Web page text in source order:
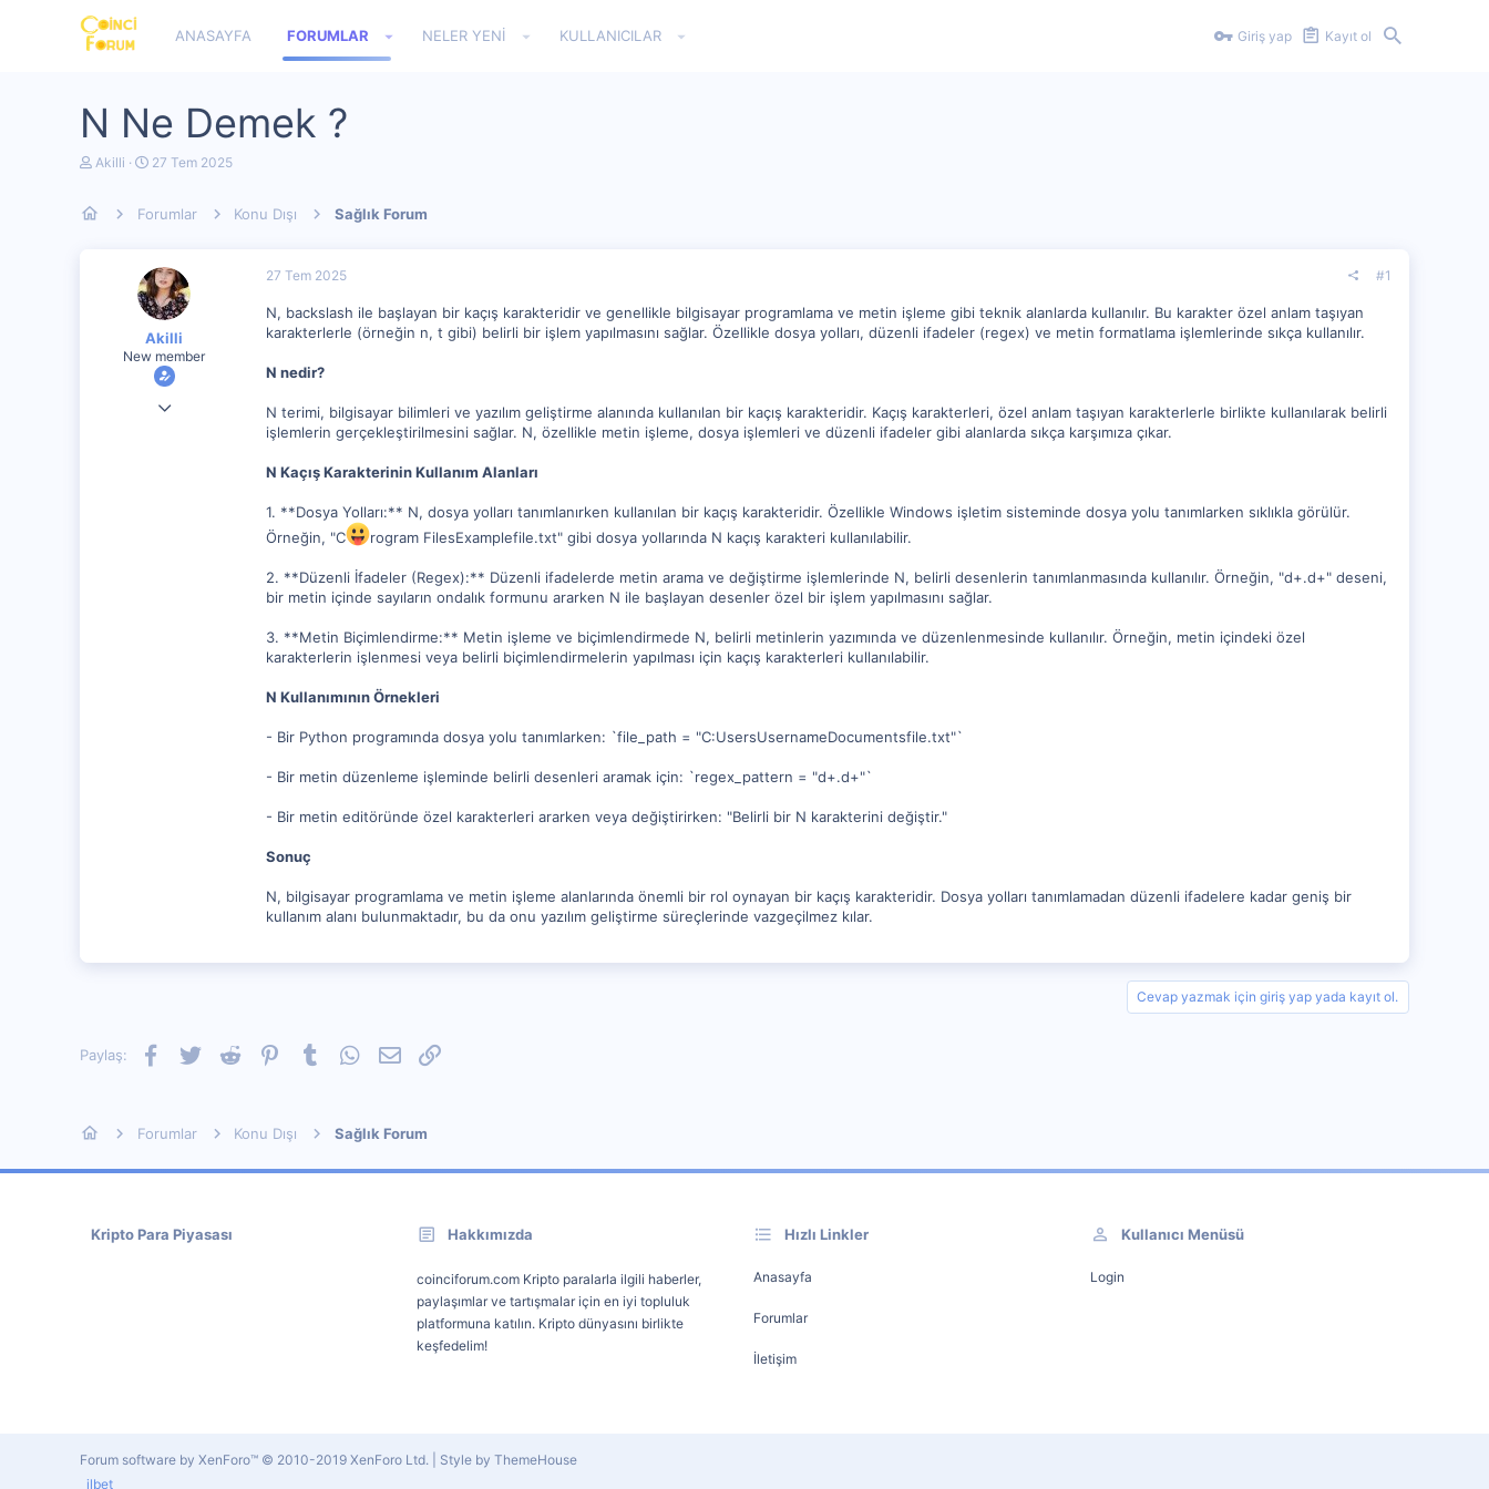
ANASAYFA FORUMLAR NELER YENI KULLANICILAR Giriş yap Kayıt ol
N Ne Demek ?
K
u
Akilli
B
l
g
ı
ç
t
a
r
27 Tem 2025
Forumlar Konu Dışı Sağlık Forum
Akilli
New member
13 Mar 2024
27 Tem 2025 #1
N, backslash ile başlayan bir kaçış karakteridir ve genellikle bilgisayar programlama ve metin işleme gibi teknik alanlarda kullanılır. Bu karakter özel anlam taşıyan
karakterlerle (örneğin n, t gibi) belirli bir işlem yapılmasını sağlar. Özellikle dosya yolları, düzenli ifadeler (regex) ve metin formatlama işlemlerinde sıkça kullanılır.
N nedir?
N terimi, bilgisayar bilimleri ve yazılım geliştirme alanında kullanılan bir kaçış karakteridir. Kaçış karakterleri, özel anlam taşıyan karakterlerle birlikte kullanılarak belirli
işlemlerin gerçekleştirilmesini sağlar. N, özellikle metin işleme, dosya işlemleri ve düzenli ifadeler gibi alanlarda sıkça karşımıza çıkar.
N Kaçış Karakterinin Kullanım Alanları
1. **Dosya Yolları:** N, dosya yolları tanımlanırken kullanılan bir kaçış karakteridir. Özellikle Windows işletim sisteminde dosya yolu tanımlarken sıklıkla görülür.
Örneğin, "C
rogram FilesExamplefile.txt" gibi dosya yollarında N kaçış karakteri kullanılabilir.
2. **Düzenli İfadeler (Regex):** Düzenli ifadelerde metin arama ve değiştirme işlemlerinde N, belirli desenlerin tanımlanmasında kullanılır. Örneğin, "d+.d+" deseni,
bir metin içinde sayıların ondalık formunu ararken N ile başlayan desenler özel bir işlem yapılmasını sağlar.
3. **Metin Biçimlendirme:** Metin işleme ve biçimlendirmede N, belirli metinlerin yazımında ve düzenlenmesinde kullanılır. Örneğin, metin içindeki özel
karakterlerin işlenmesi veya belirli biçimlendirmelerin yapılması için kaçış karakterleri kullanılabilir.
N Kullanımının Örnekleri
- Bir Python programında dosya yolu tanımlarken: `file_path = "C:UsersUsernameDocumentsfile.txt"`
- Bir metin düzenleme işleminde belirli desenleri aramak için: `regex_pattern = "d+.d+"`
- Bir metin editöründe özel karakterleri ararken veya değiştirirken: "Belirli bir N karakterini değiştir."
Sonuç
N, bilgisayar programlama ve metin işleme alanlarında önemli bir rol oynayan bir kaçış karakteridir. Dosya yolları tanımlamadan düzenli ifadelere kadar geniş bir
kullanım alanı bulunmaktadır, bu da onu yazılım geliştirme süreçlerinde vazgeçilmez kılar.
Cevap yazmak için giriş yap yada kayıt ol.
Paylaş: Facebook
TwitterReddit PinterestTumblrWhatsApp
E-postaLink
Forumlar Konu Dışı Sağlık Forum
Kripto Para Piyasası Hakkımızda
coinciforum.com Kripto paralarla ilgili haberler,
paylaşımlar ve tartışmalar için en iyi topluluk
platformuna katılın. Kripto dünyasını birlikte
keşfedelim!
Hızlı Linkler
Anasayfa
Forumlar
İletişim
Kullanıcı Menüsü
Login
Forum software by XenForo™ © 2010-2019 XenForo Ltd.
Style by ThemeHouse
ilbet